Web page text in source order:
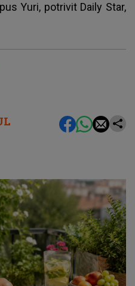
Yuri, potrivit Daily Star,